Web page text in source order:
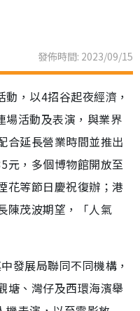
發佈時間: 2023/09/15
，以4招谷起夜經濟，
場活動及表演，與業界
合延長營業時間並推出
元，多個博物館開放至
花等節日慶祝復辦；港
陳茂波期望，「人氣
發展局聯同不同機構，
塘、灣仔及西環海濱舉